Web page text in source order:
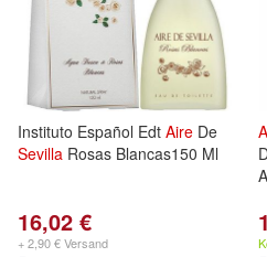
Instituto Español Edt Aire De
Sevilla Rosas Blancas150 Ml
16,02 €
+ 2,90 € Versand